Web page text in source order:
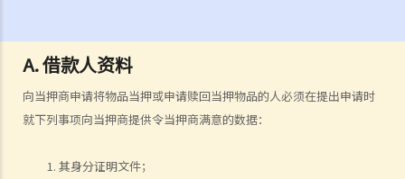
A. 借款人资料
向当押商申请将物品当押或申请赎回当押物品的人必须在提出申请时
就下列事项向当押商提供令当押商满意的数据：
其身分证明文件；
5. 其他要求
A. 格式要求
B. 借款人提前偿还贷款
C. 非法协议
E. 贷款保证形式的限制